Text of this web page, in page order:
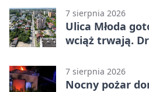
7 sierpnia 2026
Ulica Młoda
wciąż trwają.
7 sierpnia 2026
Nocny pożar